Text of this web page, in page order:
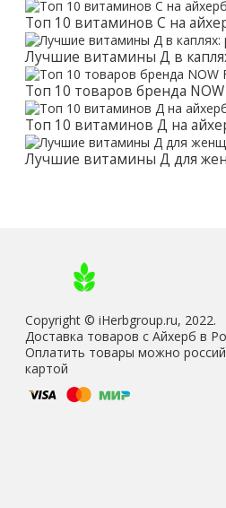
Топ 10 витаминов С на
Лучшие витамины Д в
Топ 10 товаров бренда
Топ 10 витаминов Д на
Лучшие витамины Д для
Copyright © iHerbgroup.ru, 2022.
Доставка товаров с Айхерб в
Оплатить товары можно
картой